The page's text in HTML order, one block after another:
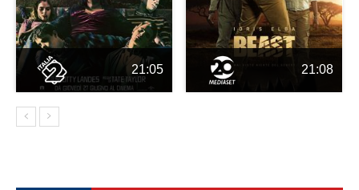
21:05 21:08